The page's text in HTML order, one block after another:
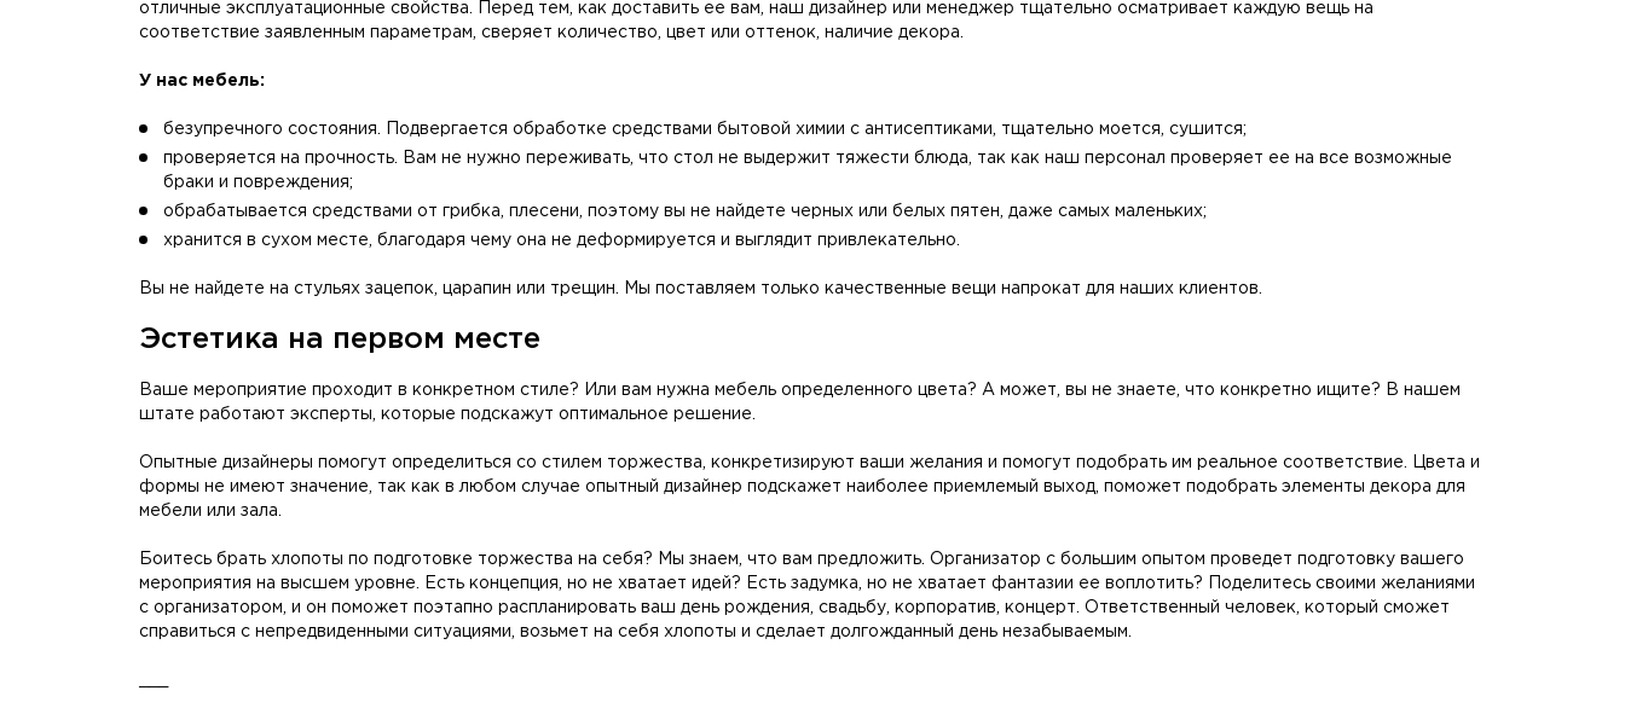
отличные эксплуатационные свойства. Перед тем, как доставить ее вам, наш дизайнер или менеджер тщательно осматривает каждую вещь на
соответствие заявленным параметрам, сверяет количество, цвет или оттенок, наличие декора.
У нас мебель:
безупречного состояния. Подвергается обработке средствами бытовой химии с антисептиками, тщательно моется, сушится;
проверяется на прочность. Вам не нужно переживать, что стол не выдержит тяжести блюда, так как наш персонал проверяет ее на все возможные
браки и повреждения;
обрабатывается средствами от грибка, плесени, поэтому вы не найдете черных или белых пятен, даже самых маленьких;
хранится в сухом месте, благодаря чему она не деформируется и выглядит привлекательно.
Вы не найдете на стульях зацепок, царапин или трещин. Мы поставляем только качественные вещи напрокат для наших клиентов.
Эстетика на первом месте
Ваше мероприятие проходит в конкретном стиле? Или вам нужна мебель определенного цвета? А может, вы не знаете, что конкретно ищите? В нашем
штате работают эксперты, которые подскажут оптимальное решение.
Опытные дизайнеры помогут определиться со стилем торжества, конкретизируют ваши желания и помогут подобрать им реальное соответствие. Цвета и
формы не имеют значение, так как в любом случае опытный дизайнер подскажет наиболее приемлемый выход, поможет подобрать элементы декора для
мебели или зала.
Боитесь брать хлопоты по подготовке торжества на себя? Мы знаем, что вам предложить. Организатор с большим опытом проведет подготовку вашего
мероприятия на высшем уровне. Есть концепция, но не хватает идей? Есть задумка, но не хватает фантазии ее воплотить? Поделитесь своими желаниями
с организатором, и он поможет поэтапно распланировать ваш день рождения, свадьбу, корпоратив, концерт. Ответственный человек, который сможет
справиться с непредвиденными ситуациями, возьмет на себя хлопоты и сделает долгожданный день незабываемым.